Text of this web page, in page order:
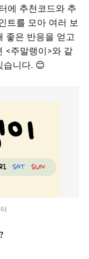
에 추천코드와 추
트를 모아 여러 보
좋은 반응을 얻고
<주말랭이>와 같
습니다. 😊